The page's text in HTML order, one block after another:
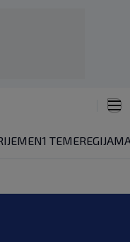
N1 TEMEREGIJA